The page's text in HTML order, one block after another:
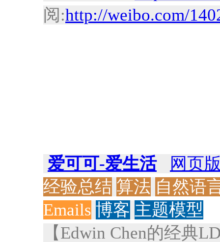
阅:http://weibo.com/
爱可可-爱生活
网页
经验总结 算法 自然语
Emails 博客 主题模型
【Edwin Chen的经典